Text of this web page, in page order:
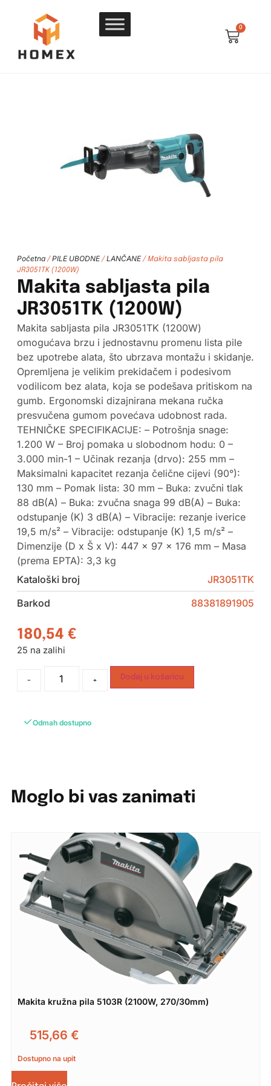
0
Početna/ PILE UBODNE/ LANČANE/ Makita sabljasta pila
JR3051TK (1200W)
Makita sabljasta pila
JR3051TK (1200W)
Makita sabljasta pila JR3051TK (1200W)
omogućava brzu i jednostavnu promenu lista pile
bez upotrebe alata, što ubrzava montažu i skidanje.
Opremljena je velikim prekidačem i podesivom
vodilicom bez alata, koja se podešava pritiskom na
gumb. Ergonomski dizajnirana mekana ručka
presvučena gumom povećava udobnost rada.
TEHNIČKE SPECIFIKACIJE: – Potrošnja snage:
1.200 W – Broj pomaka u slobodnom hodu: 0 –
3.000 min-1 – Učinak rezanja (drvo): 255 mm –
Maksimalni kapacitet rezanja čelične cijevi (90°):
130 mm – Pomak lista: 30 mm – Buka: zvučni tlak
88 dB(A) – Buka: zvučna snaga 99 dB(A) – Buka:
odstupanje (K) 3 dB(A) – Vibracije: rezanje iverice
19,5 m/s² – Vibracije: odstupanje (K) 1,5 m/s² –
Dimenzije (D x Š x V): 447 x 97 x 176 mm – Masa
(prema EPTA): 3,3 kg
Kataloški broj
JR3051TK
Barkod
88381891905
180,54 €
25 na zalihi
- + Dodaj u košaricu
Odmah dostupno
Moglo bi vas zanimati
Makita kružna pila 5103R (2100W, 270/30mm)
515,66 €
Dostupno na upit